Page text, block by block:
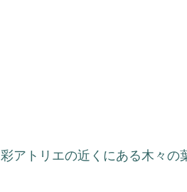
彩アトリエの近くにある木々